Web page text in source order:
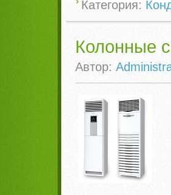
Категория:
Колонные
Автор: